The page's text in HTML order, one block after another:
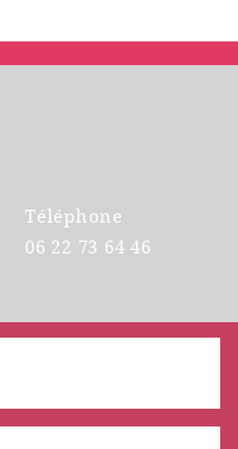
Téléphone
06 22 73 64 46